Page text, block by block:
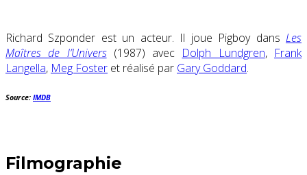
Richard Szponder est un acteur. Il joue Pigboy dans Les
Maîtres de l’Univers(1987) avec Dolph Lundgren, Frank
Langella, Meg Foster et réalisé par Gary Goddard.
Source: IMDB
Filmographie